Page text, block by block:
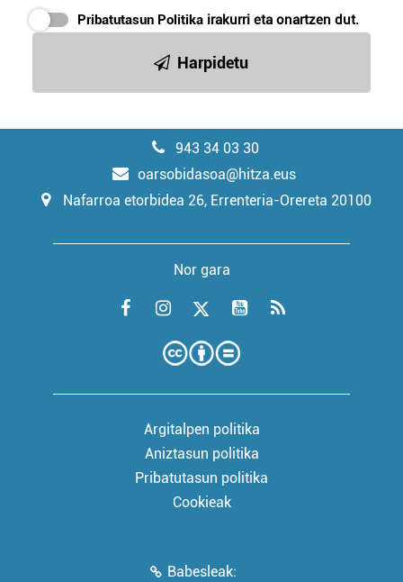
Pribatutasun Politika irakurri eta onartzen dut.
Harpidetu
943 34 03 30
oarsobidasoa@hitza.eus
Nafarroa etorbidea 26, Errenteria-Orereta 20100
Nor gara
Argitalpen politika
Aniztasun politika
Pribatutasun politika
Cookieak
Babesleak: